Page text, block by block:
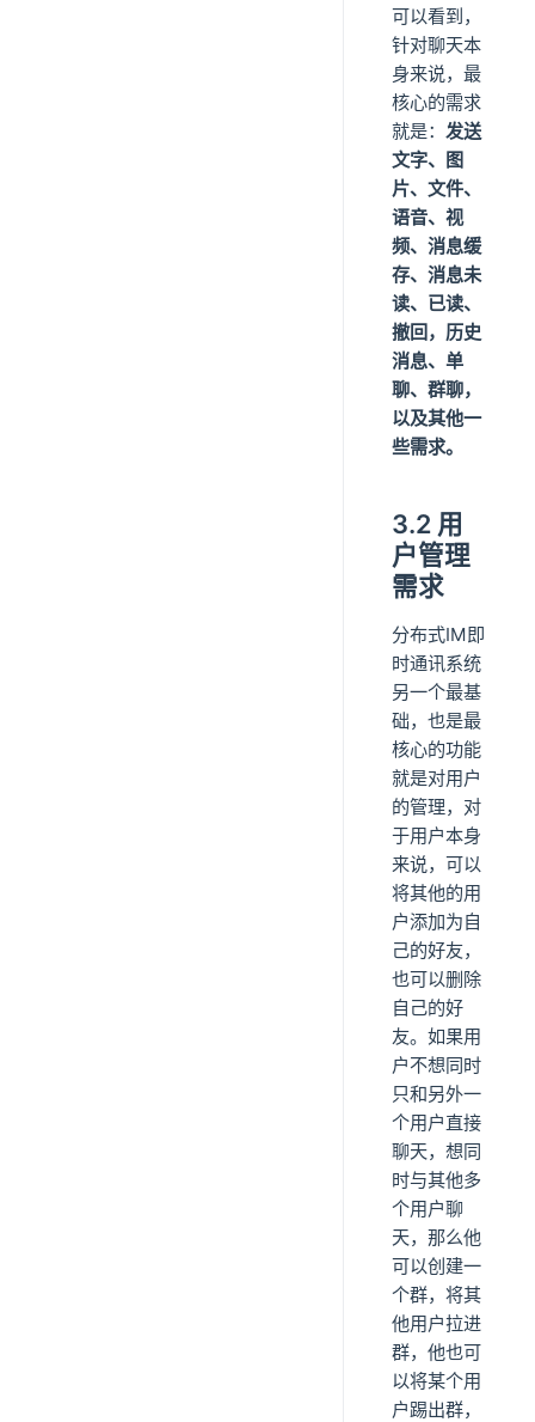
可以看到，
针对聊天本
身来说，最
核心的需求
就是： 发送
文字、图
片、文件、
语音、视
频、消息缓
存、消息未
读、已读、
撤回，历史
消息、单
聊、群聊，
以及其他一
些需求。
3.2 用
户管理
需求
分布式IM即
时通讯系统
另一个最基
础，也是最
核心的功能
就是对用户
的管理，对
于用户本身
来说，可以
将其他的用
户添加为自
己的好友，
也可以删除
自己的好
友。如果用
户不想同时
只和另外一
个用户直接
聊天，想同
时与其他多
个用户聊
天，那么他
可以创建一
个群，将其
他用户拉进
群，他也可
以将某个用
户踢出群，